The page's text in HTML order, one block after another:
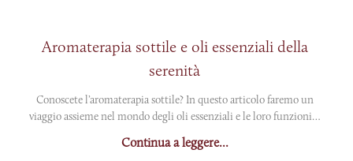
Aromaterapia sottile e oli essenziali della
serenità
Conoscete l’aromaterapia sottile? In questo articolo faremo un
viaggio assieme nel mondo degli oli essenziali e le loro funzioni…
Continua a leggere...